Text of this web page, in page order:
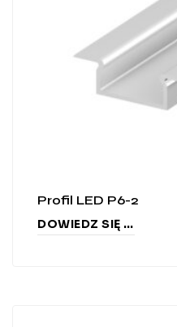
Profil LED P6-2
DOWIEDZ SIĘ WIĘCEJ